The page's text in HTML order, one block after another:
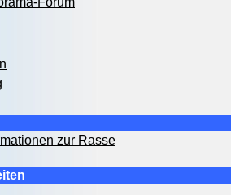
zur Rasse